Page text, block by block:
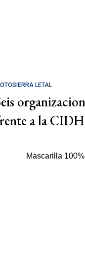
LETAL
a la CIDH